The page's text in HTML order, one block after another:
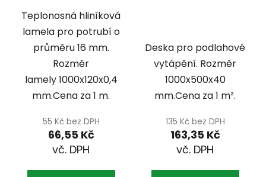
55 Kč bez DPH
66,55 Kč
Teplonosná hliníková
lamela pro potrubí o
průměru 16 mm.
Rozměr
lamely 1000x120x0,4
mm.Cena za 1 m.
135 Kč bez DPH
163,35 Kč
Deska pro podlahové
vytápění. Rozměr
1000x500x40
mm.Cena za 1 m².